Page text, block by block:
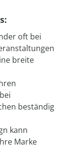
oft bei
breite
beständig
kann
Marke